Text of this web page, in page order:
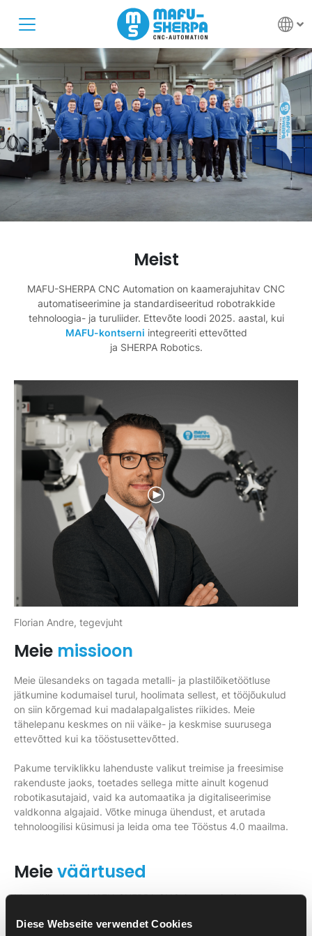
Diese Webseite verwendet Cookies
Meist
MAFU-SHERPA CNC Automation on kaamerajuhitav CNC
automatiseerimine ja standardiseeritud robotrakkide
tehnoloogia- ja turuliider. Ettevõte loodi 2025. aastal, kui
MAFU-kontserni integreeriti ettevõtted
ja SHERPA Robotics.
Florian Andre, tegevjuht
Meie missioon
Meie ülesandeks on tagada metalli- ja plastilõiketöötluse
jätkumine kodumaisel turul, hoolimata sellest, et tööjõukulud
on siin kõrgemad kui madalapalgalistes riikides. Meie
tähelepanu keskmes on nii väike- ja keskmise suurusega
ettevõtted kui ka tööstusettevõtted.
Pakume terviklikku lahenduste valikut treimise ja freesimise
rakenduste jaoks, toetades sellega mitte ainult kogenud
robotikasutajaid, vaid ka automaatika ja digitaliseerimise
valdkonna algajaid. Võtke minuga ühendust, et arutada
tehnoloogilisi küsimusi ja leida oma tee Tööstus 4.0 maailma.
Meieväärtused
Me määratleme MAFU-SHERPA CNC Automationi kolme